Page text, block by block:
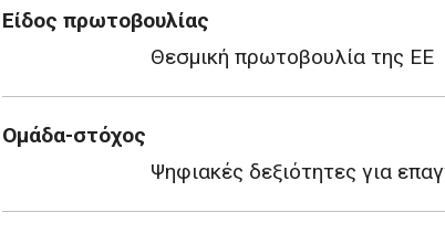
Είδος πρωτοβουλίας
Θεσμική πρωτοβουλία της ΕΕ
Ομάδα-στόχος
Ψηφιακές δεξιότητες για